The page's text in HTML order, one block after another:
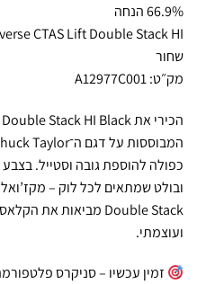
היה:
₪450.
הוא:
₪149.
66.9% הנחה
שחור
מק״ט: A12977C001
כפולה להוספת גובה וסטייל.
ובולט שמתאים לכל לוק – מקז’ואל
ועוצמתי.
זמין עכשיו – סניקרס